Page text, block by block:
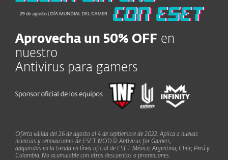
Aprovecha un 50% OFF en
nuestro
Antivirus para gamers
Oferta válida del 26 de agosto al 4 de septiembre de 2022. Aplica a nuevas
licencias y renovaciones de ESET NOD32 Antivirus for Gamers,
adquiridas en la tienda en línea oficial de ESET México, Argentina, Chile, Perú y
Colombia. No acumulable con otros descuentos o promociones.